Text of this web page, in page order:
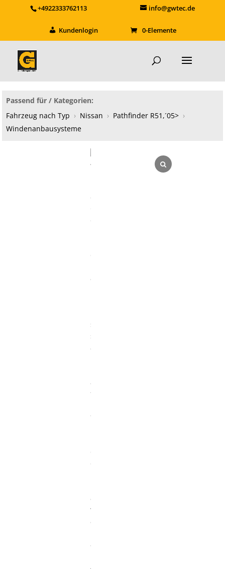
+4922333762113 info@gwtec.de
Kundenlogin 0-Elemente
Passend für / Kategorien:
Fahrzeug nach Typ › Nissan › Pathfinder R51,´05> ›
Windenanbausysteme